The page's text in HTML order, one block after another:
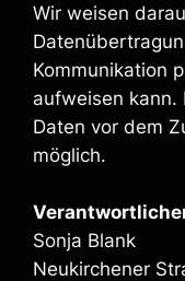
Wir weisen
Kommunikation
aufweisen kann.
Daten vor dem
möglich.
Sonja Blank
Neukirchener